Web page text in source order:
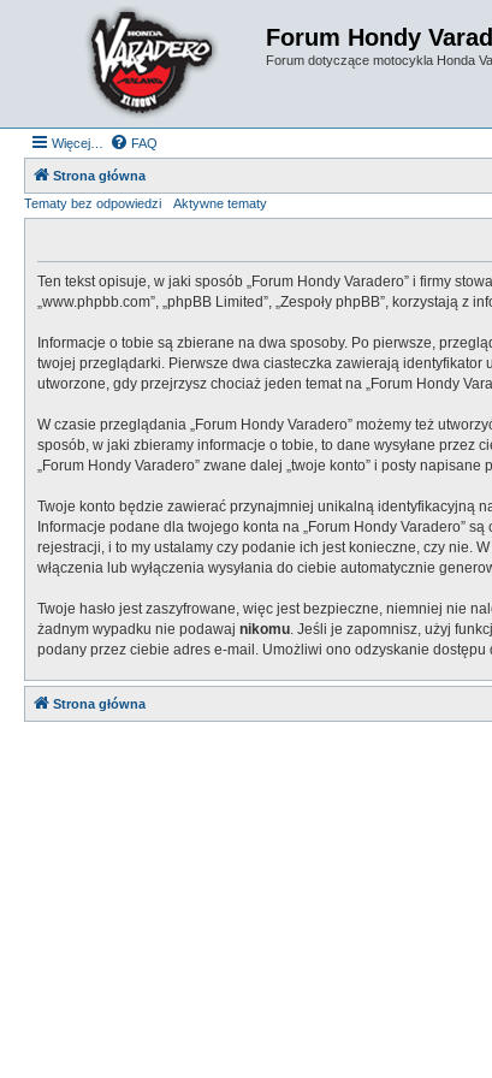
Forum Hondy
Forum dotyczące motocykla Honda
Więcej… FAQ
Strona główna
Tematy bez odpowiedzi
Aktywne tematy
Ten tekst opisuje, w jaki sposób „Forum Hondy Varadero” i firmy
„www.phpbb.com”, „phpBB Limited”, „Zespoły phpBB”, korzystają
Informacje o tobie są zbierane na dwa sposoby. Po pierwsze,
twojej przeglądarki. Pierwsze dwa ciasteczka zawierają identyfikator
utworzone, gdy przejrzysz chociaż jeden temat na „Forum Hondy
W czasie przeglądania „Forum Hondy Varadero” możemy też
sposób, w jaki zbieramy informacje o tobie, to dane wysyłane przez
„Forum Hondy Varadero” zwane dalej „twoje konto” i posty
Twoje konto będzie zawierać przynajmniej unikalną identyfikacyjną
Informacje podane dla twojego konta na „Forum Hondy Varadero”
rejestracji, i to my ustalamy czy podanie ich jest konieczne, czy nie.
włączenia lub wyłączenia wysyłania do ciebie automatycznie
Twoje hasło jest zaszyfrowane, więc jest bezpieczne, niemniej nie
żadnym wypadku nie podawaj nikomu. Jeśli je zapomnisz, użyj
podany przez ciebie adres e-mail. Umożliwi ono odzyskanie dostępu
Strona główna